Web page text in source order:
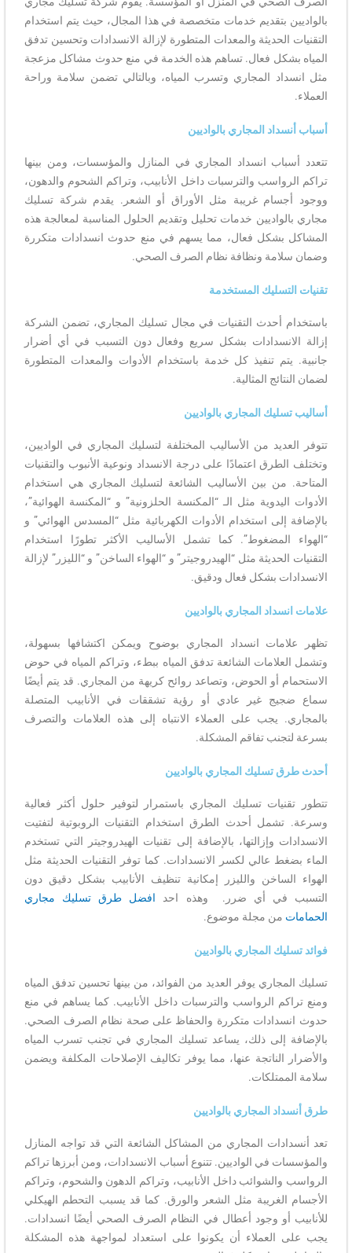
بالواديين بتقديم خدمات متخصصة في هذا المجال، حيث يتم استخدام
التقنيات الحديثة والمعدات المتطورة لإزالة الانسدادات وتحسين تدفق
المياه بشكل فعال. تساهم هذه الخدمة في منع حدوث مشاكل مزعجة
مثل انسداد المجاري وتسرب المياه، وبالتالي تضمن سلامة وراحة
العملاء.
أسباب أنسداد المجاري بالواديين
تتعدد أسباب انسداد المجاري في المنازل والمؤسسات، ومن بينها
تراكم الرواسب والترسبات داخل الأنابيب، وتراكم الشحوم والدهون،
ووجود أجسام غريبة مثل الأوراق أو الشعر. يقدم شركة تسليك
مجاري بالواديين خدمات تحليل وتقديم الحلول المناسبة لمعالجة هذه
المشاكل بشكل فعال، مما يسهم في منع حدوث انسدادات متكررة
وضمان سلامة ونظافة نظام الصرف الصحي.
تقنيات التسليك المستخدمة
باستخدام أحدث التقنيات في مجال تسليك المجاري، تضمن الشركة
إزالة الانسدادات بشكل سريع وفعال دون التسبب في أي أضرار
جانبية. يتم تنفيذ كل خدمة باستخدام الأدوات والمعدات المتطورة
لضمان النتائج المثالية.
أساليب تسليك المجاري بالواديين
تتوفر العديد من الأساليب المختلفة لتسليك المجاري في الواديين،
وتختلف الطرق اعتمادًا على درجة الانسداد ونوعية الأنبوب والتقنيات
المتاحة. من بين الأساليب الشائعة لتسليك المجاري هي استخدام
الأدوات اليدوية مثل الـ “المكنسة الحلزونية” و “المكنسة الهوائية”،
بالإضافة إلى استخدام الأدوات الكهربائية مثل “المسدس الهوائي” و
“الهواء المضغوط”. كما تشمل الأساليب الأكثر تطورًا استخدام
التقنيات الحديثة مثل “الهيدروجيتر” و “الهواء الساخن” و “الليزر” لإزالة
الانسدادات بشكل فعال ودقيق.
علامات انسداد المجاري بالواديين
تظهر علامات انسداد المجاري بوضوح ويمكن اكتشافها بسهولة،
وتشمل العلامات الشائعة تدفق المياه ببطء، وتراكم المياه في حوض
الاستحمام أو الحوض، وتصاعد روائح كريهة من المجاري. قد يتم أيضًا
سماع ضجيج غير عادي أو رؤية تشققات في الأنابيب المتصلة
بالمجاري. يجب على العملاء الانتباه إلى هذه العلامات والتصرف
بسرعة لتجنب تفاقم المشكلة.
أحدث طرق تسليك المجاري بالواديين
تتطور تقنيات تسليك المجاري باستمرار لتوفير حلول أكثر فعالية
وسرعة. تشمل أحدث الطرق استخدام التقنيات الروبوتية لتفتيت
الانسدادات وإزالتها، بالإضافة إلى تقنيات الهيدروجيتر التي تستخدم
الماء بضغط عالي لكسر الانسدادات. كما توفر التقنيات الحديثة مثل
الهواء الساخن والليزر إمكانية تنظيف الأنابيب بشكل دقيق دون
التسبب في أي ضرر.
وهذه احد افضل طرق تسليك مجاري
الحمامات من مجلة موضوع.
فوائد تسليك المجاري بالواديين
تسليك المجاري يوفر العديد من الفوائد، من بينها تحسين تدفق المياه
ومنع تراكم الرواسب والترسبات داخل الأنابيب. كما يساهم في منع
حدوث انسدادات متكررة والحفاظ على صحة نظام الصرف الصحي.
بالإضافة إلى ذلك، يساعد تسليك المجاري في تجنب تسرب المياه
والأضرار الناتجة عنها، مما يوفر تكاليف الإصلاحات المكلفة ويضمن
سلامة الممتلكات.
طرق أنسداد المجاري بالواديين
تعد أنسدادات المجاري من المشاكل الشائعة التي قد تواجه المنازل
والمؤسسات في الواديين. تتنوع أسباب الانسدادات، ومن أبرزها تراكم
الرواسب والشوائب داخل الأنابيب، وتراكم الدهون والشحوم، وتراكم
الأجسام الغريبة مثل الشعر والورق. كما قد يسبب التحطم الهيكلي
للأنابيب أو وجود أعطال في النظام الصرف الصحي أيضًا انسدادات.
يجب على العملاء أن يكونوا على استعداد لمواجهة هذه المشكلة